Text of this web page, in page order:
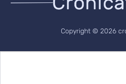
Copyright © 2026